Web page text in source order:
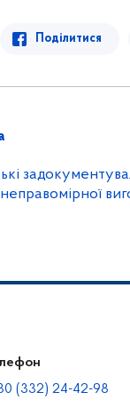
Поділитися
(332) 24-42-98